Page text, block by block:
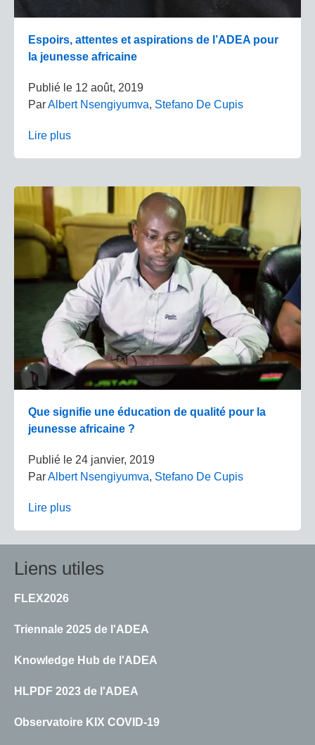
Espoirs, attentes et aspirations de l’ADEA pour
la jeunesse africaine
Publié le 12 août, 2019
ParAlbert Nsengiyumva, Stefano De Cupis
Lire plus
Que signifie une éducation de qualité pour la
jeunesse africaine ?
Publié le 24 janvier, 2019
ParAlbert Nsengiyumva, Stefano De Cupis
Lire plus
Liens utiles
FLEX2026
Triennale 2025 de l'ADEA
Knowledge Hub de l'ADEA
HLPDF 2023 de l'ADEA
Observatoire KIX COVID-19